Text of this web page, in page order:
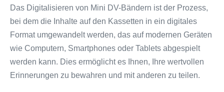
Das Digitalisieren von Mini DV-Bändern ist der Prozess,
bei dem die Inhalte auf den Kassetten in ein digitales
Format umgewandelt werden, das auf modernen Geräten
wie Computern, Smartphones oder Tablets abgespielt
werden kann. Dies ermöglicht es Ihnen, Ihre wertvollen
Erinnerungen zu bewahren und mit anderen zu teilen.